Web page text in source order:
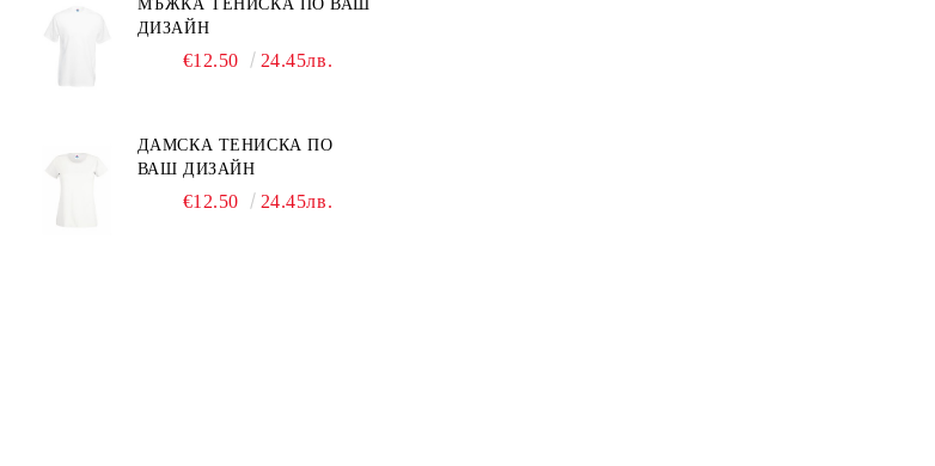
МЪЖКА ТЕНИСКА ПО ВАШ
ДИЗАЙН
€12.50 24.45лв.
ДАМСКА ТЕНИСКА ПО
ВАШ ДИЗАЙН
€12.50 24.45лв.